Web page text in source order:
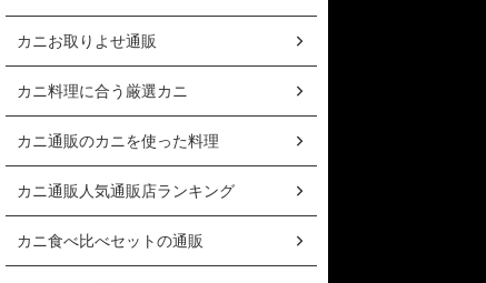
カニお取りよせ通販
カニ料理に合う厳選カニ
カニ通販のカニを使った料理
カニ通販人気通販店ランキング
カニ食べ比べセットの通販